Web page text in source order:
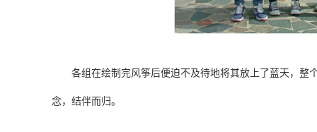
各组在绘制完风筝后便迫不及待地将其放上了蓝天，整
念，结伴而归。